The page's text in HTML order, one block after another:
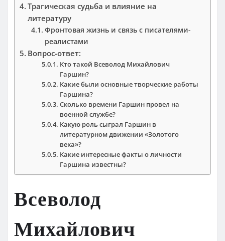
Трагическая судьба и влияние на
литературу
Фронтовая жизнь и связь с писателями-
реалистами
Вопрос-ответ:
Кто такой Всеволод Михайлович
Гаршин?
Какие были основные творческие работы
Гаршина?
Сколько времени Гаршин провел на
военной службе?
Какую роль сыграл Гаршин в
литературном движении «Золотого
века»?
Какие интересные факты о личности
Гаршина известны?
Всеволод
Михайлович